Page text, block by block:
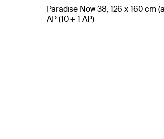
Paradise Now 38, 126 x 160 cm
AP (10 + 1 AP)